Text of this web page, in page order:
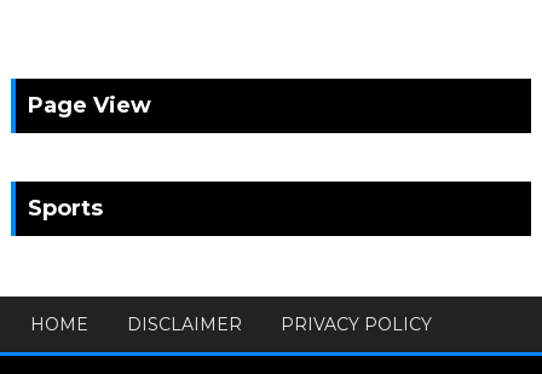
Page View
Sports
HOME DISCLAIMER PRIVACY POLICY